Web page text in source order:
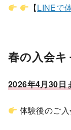
【LINEで
春の入会キ
2026年4月30日
体験後のご